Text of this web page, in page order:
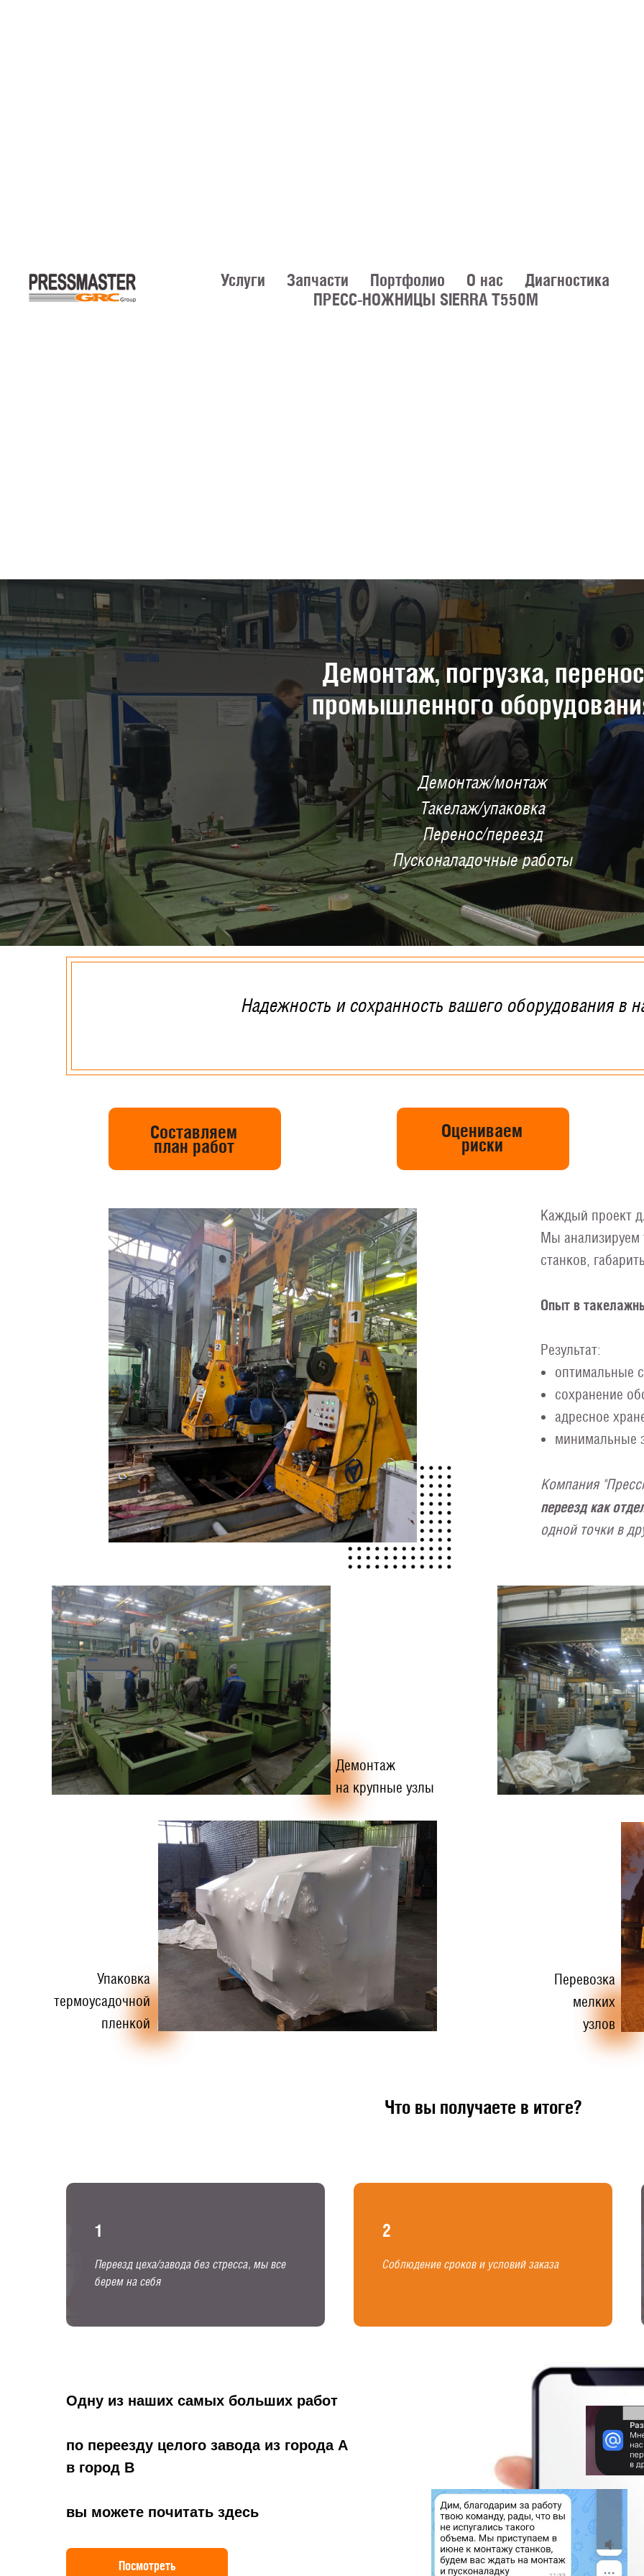
Услуги Запчасти Портфолио О нас
Диагностика
ПРЕСС-НОЖНИЦЫ SIERRA T550M
Демонтаж, погрузка, перенос
промышленного
Демонтаж/монтаж
Такелаж/упаковка
Перенос/переезд
Пусконаладочные работы
Надежность и сохранность вашего оборудования в
Каждый проект
Мы анализируем
станков,
Опыт в
Результат:
оптимальные
сохранение
адресное
минимальные
Компания
переезд как
одной точки в
Составляем
план работ
Оцениваем
риски
Демонтаж
на крупные узлы
Упаковка
термоусадочной
пленкой
Перевозка
мелких
узлов
Что вы получаете в итоге?
1
Переезд цеха/завода без стресса, мы все
берем на себя
2
Соблюдение сроков и условий заказа
Одну из наших самых больших работ
по переезду целого завода из города А
в город B
вы можете почитать здесь
Посмотреть